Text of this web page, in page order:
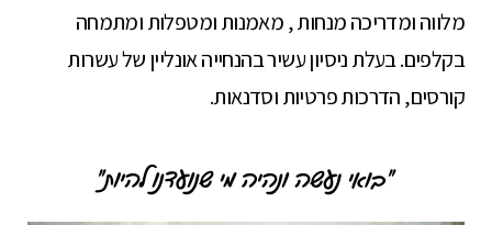
מלווה ומדריכה מנחות , מאמנות ומטפלות ומתמחה
בקלפים. בעלת ניסיון עשיר בהנחייה אונליין של עשרות
קורסים, הדרכות פרטיות וסדנאות.